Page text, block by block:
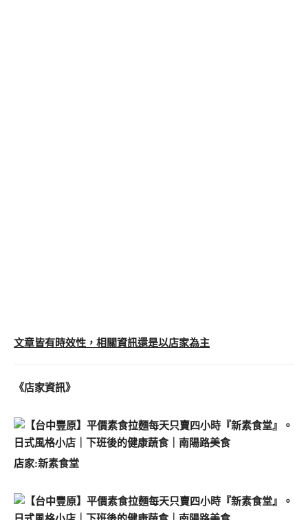
文章皆有時效性，相關資訊還是以店家為主
《店家資訊》
店家:新素食堂